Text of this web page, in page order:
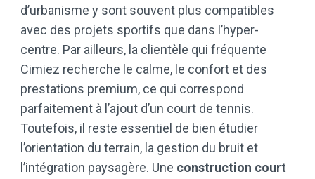
d’urbanisme y sont souvent plus compatibles
avec des projets sportifs que dans l’hyper-
centre. Par ailleurs, la clientèle qui fréquente
Cimiez recherche le calme, le confort et des
prestations premium, ce qui correspond
parfaitement à l’ajout d’un court de tennis.
Toutefois, il reste essentiel de bien étudier
l’orientation du terrain, la gestion du bruit et
l’intégration paysagère. Une construction court